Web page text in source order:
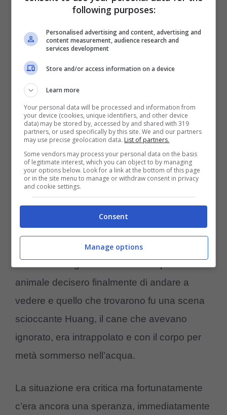
chiamato Huang, sembrava destinato a
scomparire nell’oblio del pozzo vittima di un
contesto in cui l’isolamento non è solo fisico
ma anche psicologico.
Il cucciolo ha manifestato una resistenza
sovraumana, mentre il suo corpo continuava
a resistere nell’acqua la sua voce pero si
affievoliva inzieme alla alla sua speranza di
essere salvato
Dopo due lunghi giorni di attesa e agonia
finalmente qualcosa è cambiata, molto
probabilmente gli abitanti della zona che
animale decisero finalmente di andare a
vedere e quello che trovarono fu una scena
scioccante Huang, il cane che avevano
ignorato, era intrappolato e con il corpo per
metà sommerso nell’acqua.
La situazione era critica ma fortunatamente
c’era ancora una speranza, immediatamente
following purposes:
Personalised advertising and content, advertising and
content measurement, audience research and
services development
Store and/or access information on a device
Learn more
Your personal data will be processed and information from
your device (cookies, unique identifiers, and other device
data) may be stored by, accessed by and shared with 319
partners, or used specifically by this site. We and our partners
may use precise geolocation data. List of partners.
Some vendors may process your personal data on the basis
of legitimate interest, which you can object to by managing
your options below. Look for a link at the bottom of this page
or in the site menu to manage or withdraw consent in privacy
and cookie settings.
Consent
Manage options